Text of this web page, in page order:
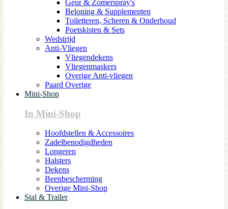
Geur & Zomerspray's
Beloning & Supplementen
Toiletteren, Scheren & Onderhoud
Poetskisten & Sets
Wedstrijd
Anti-Vliegen
Vliegendekens
Vliegenmaskers
Overige Anti-vliegen
Paard Overige
Mini-Shop
In Mini-Shop
Hoofdstellen & Accessoires
Zadelbenodigdheden
Longeren
Halsters
Dekens
Beenbescherming
Overige Mini-Shop
Stal & Trailer